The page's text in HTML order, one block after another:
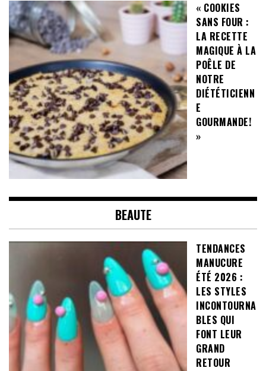
« COOKIES
SANS FOUR :
LA RECETTE
MAGIQUE À LA
POÊLE DE
NOTRE
DIÉTÉTICIENN
E
GOURMANDE!
»
BEAUTE
TENDANCES
MANUCURE
ÉTÉ 2026 :
LES STYLES
INCONTOURNA
BLES QUI
FONT LEUR
GRAND
RETOUR